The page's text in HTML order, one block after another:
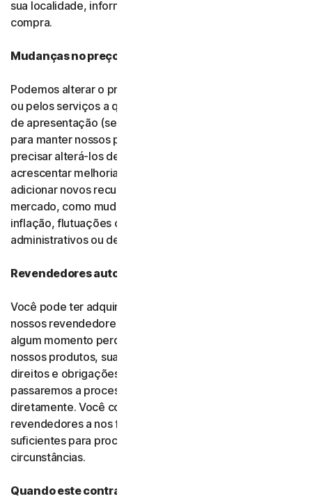
sua localidade, informaremos sobre isso no momento da
compra.
Mudanças no preço
Podemos alterar o preço que você paga pelo software
ou pelos serviços a qualquer momento após o período
de apresentação (se aplicável). Fazemos todo o possível
para manter nossos preços estáveis, mas podemos
precisar alterá-los de tempos em tempos para
acrescentar melhorias aos serviços que oferecemos,
adicionar novos recursos ou em resposta a fatores de
mercado, como mudanças em relação a impostos,
inflação, flutuações cambiais ou mudanças em custos
administrativos ou de infraestrutura.
Revendedores autorizados
Você pode ter adquirido seu produto por meio de um de
nossos revendedores autorizados. Se essa entidade em
algum momento perder a autorização para vender
nossos produtos, sua assinatura (incluindo todos os
direitos e obrigações) será transferida para nós e
passaremos a processar as transações futuras
diretamente. Você concorda e autoriza nossos
revendedores a nos fornecerem dados de pagamento
suficientes para processar transações nessas
circunstâncias.
Quando este contrato será encerrado?